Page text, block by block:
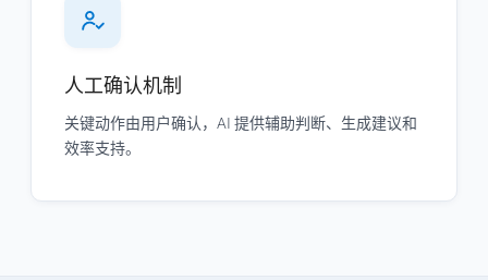
人工确认机制
关键动作由用户确认，AI 提供辅助判断、生成建议和
效率支持。